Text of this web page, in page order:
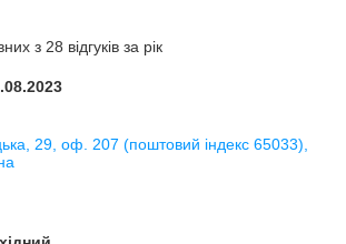
з 28 відгуків за рік
29, оф. 207 (поштовий індекс 65033),